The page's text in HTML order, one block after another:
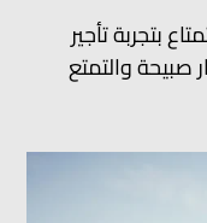
بتجربة تأجير
صبيحة والتمتع